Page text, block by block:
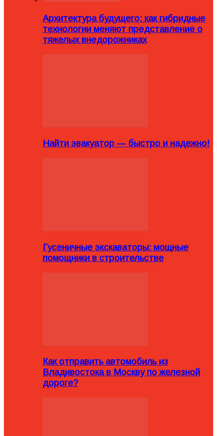
Архитектура будущего: как гибридные
технологии меняют представление о
тяжелых внедорожниках
Найти эвакуатор — быстро и надежно!
Гусеничные экскаваторы: мощные
помощники в строительстве
Как отправить автомобиль из
Владивостока в Москву по железной
дороге?